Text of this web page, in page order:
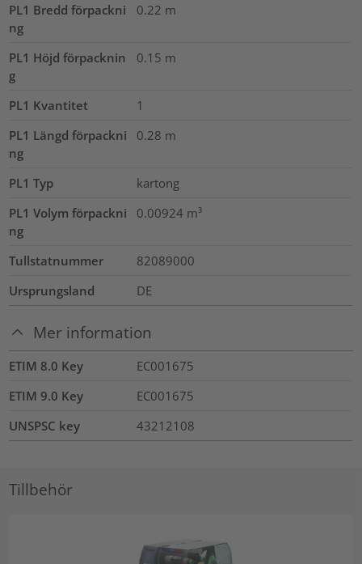
PL1 Bredd förpackni
ng
0.22 m
PL1 Höjd förpacknin
g
0.15 m
PL1 Kvantitet
1
PL1 Längd förpackni
ng
0.28 m
PL1 Typ
kartong
PL1 Volym förpackni
ng
0.00924 m³
Tullstatnummer
82089000
Ursprungsland
DE
Mer information
ETIM 8.0 Key
EC001675
ETIM 9.0 Key
EC001675
UNSPSC key
43212108
Tillbehör